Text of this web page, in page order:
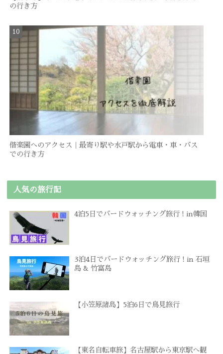
の行き方
偕楽園へのアクセス｜最寄り駅や水戸駅から電車・車・バス
での行き方
人気の旅行記
4泊5日でバードウォッチング旅行 ! in韓国
3泊4日でバードウォッチング旅行 ! in 石垣
島 & 竹富島
【小笠原諸島】5泊6日で鳥見旅行
【東名自転車旅】名古屋駅から東京駅へ観